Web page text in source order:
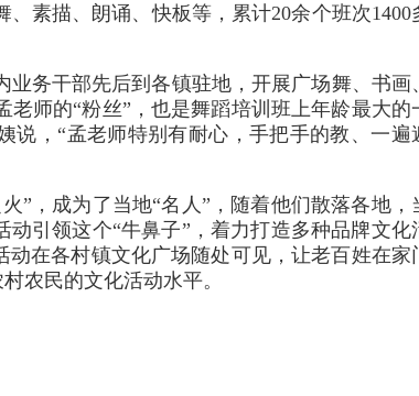
素描、朗诵、快板等，累计20余个班次1400
务干部先后到各镇驻地，开展广场舞、书画、
师的“粉丝”，也是舞蹈培训班上年龄最大的
说，“孟老师特别有耐心，手把手的教、一遍
”，成为了当地“名人”，随着他们散落各地，
引领这个“牛鼻子”，着力打造多种品牌文化
在各村镇文化广场随处可见，让老百姓在家
农民的文化活动水平。